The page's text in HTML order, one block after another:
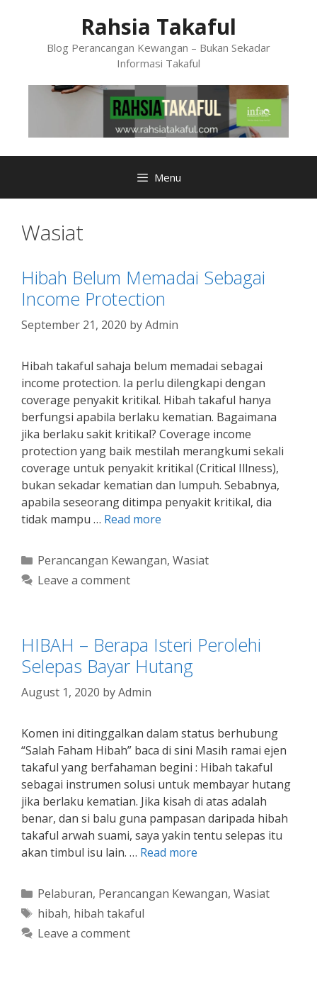
Rahsia Takaful
Blog Perancangan Kewangan – Bukan Sekadar
Informasi Takaful
Menu
Wasiat
Hibah Belum Memadai Sebagai
Income Protection
September 21, 2020 byAdmin
Hibah takaful sahaja belum memadai sebagai
income protection. Ia perlu dilengkapi dengan
coverage penyakit kritikal. Hibah takaful hanya
berfungsi apabila berlaku kematian. Bagaimana
jika berlaku sakit kritikal? Coverage income
protection yang baik mestilah merangkumi sekali
coverage untuk penyakit kritikal (Critical Illness),
bukan sekadar kematian dan lumpuh. Sebabnya,
apabila seseorang ditimpa penyakit kritikal, dia
tidak mampu … Read more
Categories
Perancangan Kewangan, Wasiat
Leave a comment
HIBAH – Berapa Isteri Perolehi
Selepas Bayar Hutang
August 1, 2020 byAdmin
Komen ini ditinggalkan dalam status berhubung
“Salah Faham Hibah” baca di sini Masih ramai ejen
takaful yang berfahaman begini : Hibah takaful
sebagai instrumen solusi untuk membayar hutang
jika berlaku kematian. Jika kisah di atas adalah
benar, dan si balu guna pampasan daripada hibah
takaful arwah suami, saya yakin tentu selepas itu
akan timbul isu lain. … Read more
Categories
Pelaburan, Perancangan Kewangan, Wasiat
Tags
hibah, hibah takaful
Leave a comment